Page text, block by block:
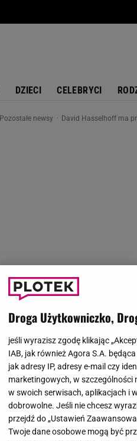
DZIECI CELEBRYCI
Pozostałe newsy David Hasselhoff ma
Droga Użytkowniczko,
jeśli wyrazisz zgodę klikając
IAB, jak również Agora S.A.
jak adresy IP, adresy e-mail czy
marketingowych, w
w swoich serwisach, aplikacjach i
dobrowolne. Jeśli nie chcesz
przejdź do „Ustawień
Twoje dane osobowe mogą być